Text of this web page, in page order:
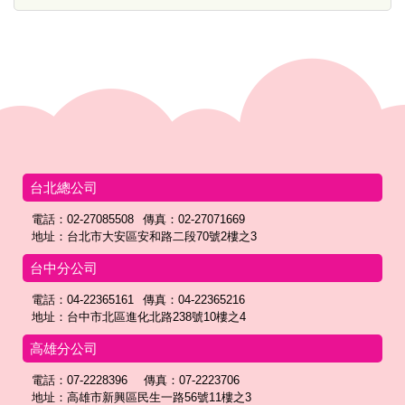
台北總公司
電話：02-27085508
傳真：02-27071669
地址：台北市大安區安和路二段70號2樓之3
台中分公司
電話：04-22365161
傳真：04-22365216
地址：台中市北區進化北路238號10樓之4
高雄分公司
電話：07-2228396
傳真：07-2223706
地址：高雄市新興區民生一路56號11樓之3